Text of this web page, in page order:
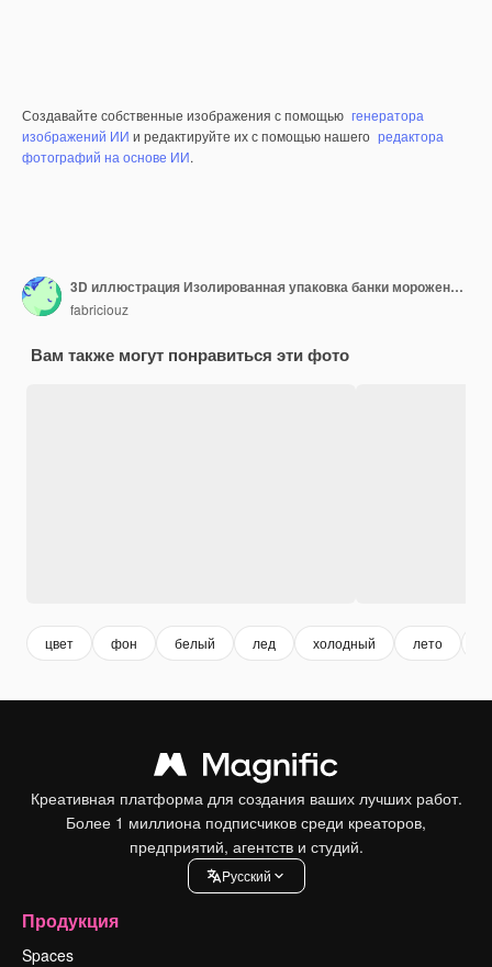
Создавайте собственные изображения с помощью генератора
изображений ИИ и редактируйте их с помощью нашего редактора
фотографий на основе ИИ.
3D иллюстрация Изолированная упаковка банки мороженого
fabriciouz
Вам также могут понравиться эти фото
цвет фон белый лед холодный лето
Креативная платформа для создания ваших лучших работ.
Более 1 миллиона подписчиков среди креаторов,
предприятий, агентств и студий.
Pусский
Продукция
Spaces